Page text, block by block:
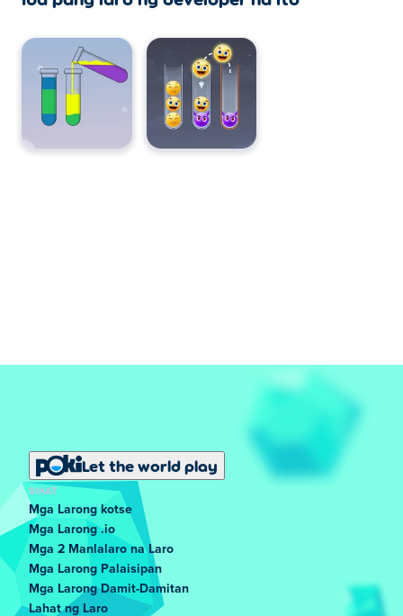
Let the world play
SIKAT
Mga Larong kotse
Mga Larong .io
Mga 2 Manlalaro na Laro
Mga Larong Palaisipan
Mga Larong Damit-Damitan
Lahat ng Laro